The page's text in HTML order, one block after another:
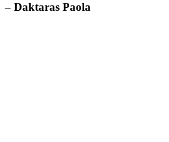
– Daktaras Paola